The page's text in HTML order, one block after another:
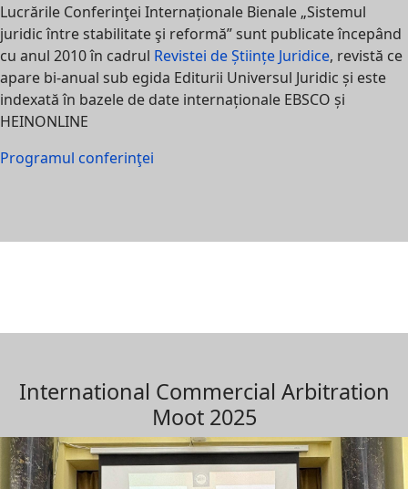
Lucrările Conferinţei Internaționale Bienale „Sistemul
juridic între stabilitate şi reformă” sunt publicate începând
cu anul 2010 în cadrul Revistei de Științe Juridice, revistă ce
apare bi-anual sub egida Editurii Universul Juridic și este
indexată în bazele de date internaționale EBSCO și
HEINONLINE
Programul conferinţei
International Commercial Arbitration
Moot 2025